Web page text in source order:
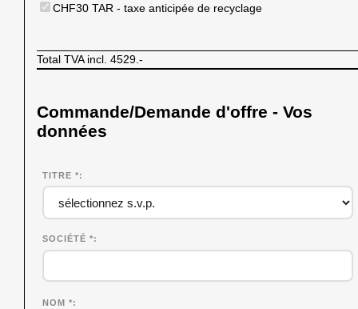
CHF30 TAR - taxe anticipée de recyclage
Total TVA incl. 4529.-
Commande/Demande d'offre - Vos
données
TITRE *
SOCIÉTÉ *
NOM *